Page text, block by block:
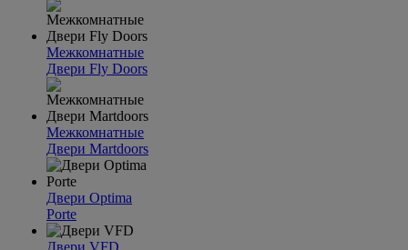
Межкомнатные
Двери Fly Doors
Межкомнатные
Двери Martdoors
Двери Optima
Porte
Двери VFD